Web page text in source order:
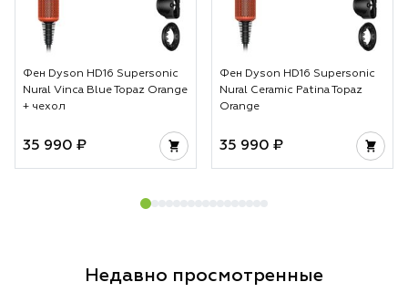
Фен Dyson HD16 Supersonic
Nural Vinca Blue Topaz Orange
+ чехол
35 990 ₽
Фен Dyson HD16 Supersonic
Nural Ceramic Patina Topaz
Orange
35 990 ₽
Недавно просмотренные